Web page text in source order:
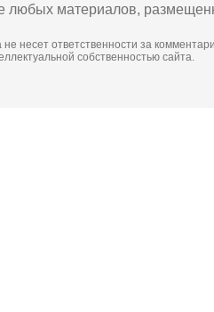
материалов,
несет ответственности за
собственностью сайта.